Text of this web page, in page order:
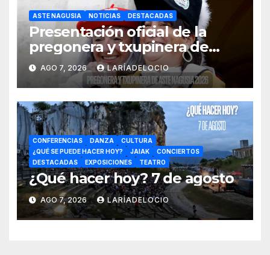
ASTE NAGUSIA NOTICIAS DESTACADAS
Presentación oficial de la
pregonera y txupinera de
Aste Nagusia 2026
AGO 7, 2026 LARÍADELOCIO
CONFERENCIAS DANZA
CULTURA
¿QUÉ SE PUEDE HACER HOY?
JAIAK
CONCIERTOS
DESTACADAS
EXPOSICIONES TEATRO
¿Qué hacer hoy? 7 de agosto
AGO 7, 2026 LARÍADELOCIO